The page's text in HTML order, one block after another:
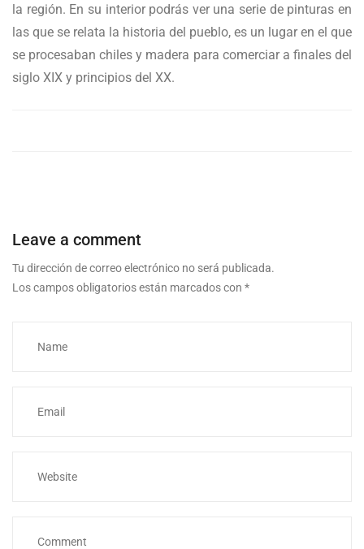
la región. En su interior podrás ver una serie de pinturas en
las que se relata la historia del pueblo, es un lugar en el que
se procesaban chiles y madera para comerciar a finales del
siglo XIX y principios del XX.
Leave a comment
Tu dirección de correo electrónico no será publicada.
Los campos obligatorios están marcados con *